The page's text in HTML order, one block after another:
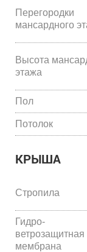
Перегородки
мансардного
Высота
этажа
Пол
Потолок
КРЫША
Стропила
Гидро-
ветрозащитная
мембрана